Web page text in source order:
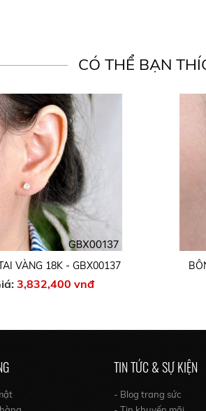
CÓ THỂ BẠN
VÀNG 18K - GBX00137
3,832,400 vnđ
TIN TỨC & SỰ KIỆN
- Blog trang sức